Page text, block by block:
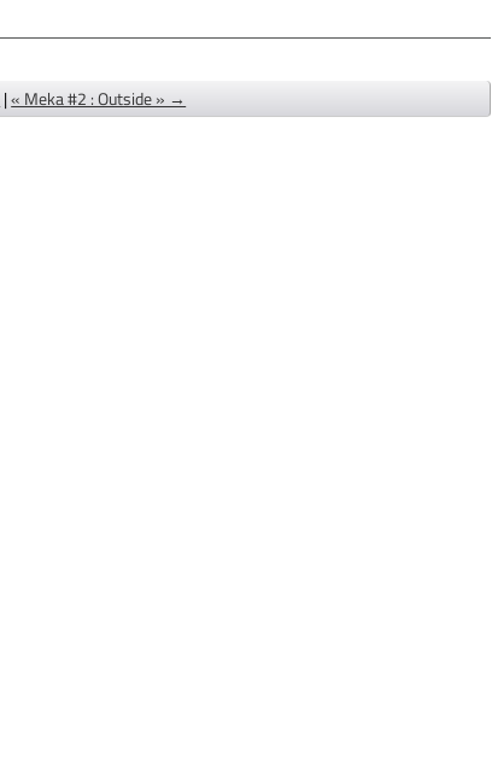
|« Meka #2 : Outside » →